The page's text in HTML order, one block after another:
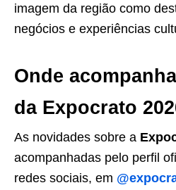
imagem da região como
negócios e experiências
Onde
da Expocrato
As novidades sobre a
acompanhadas pelo perfil
redes sociais, em